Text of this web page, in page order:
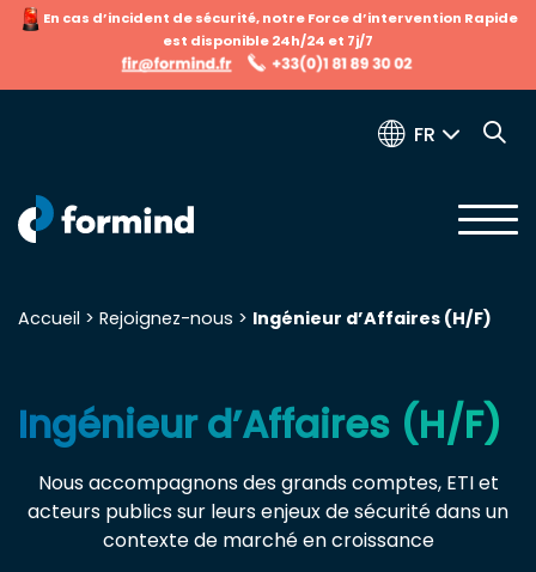
En cas d’incident de sécurité, notre Force d’intervention Rapide
est disponible 24h/24 et 7j/7
FR
Accueil > Rejoignez-nous > Ingénieur d’Affaires (H/F)
Ingénieur d’Affaires (H/F)
Nous accompagnons des grands comptes, ETI et
acteurs publics sur leurs enjeux de sécurité dans un
contexte de marché en croissance